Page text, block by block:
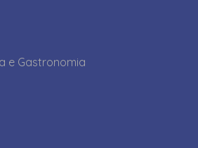
e Gastronomia